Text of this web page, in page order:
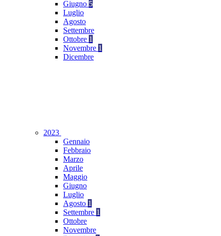
Giugno 5
Luglio
Agosto
Settembre
Ottobre 1
Novembre 1
Dicembre
2023
Gennaio
Febbraio
Marzo
Aprile
Maggio
Giugno
Luglio
Agosto 1
Settembre 1
Ottobre
Novembre